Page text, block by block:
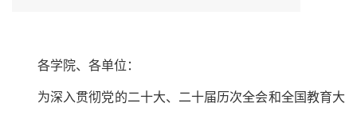
各学院、 各单位：
为深入贯彻党的二十大、二十届历次全会和全国教育大